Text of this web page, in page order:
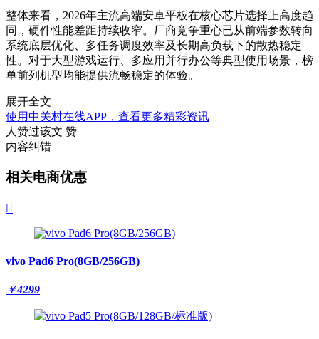
整体来看，2026年主流高端安卓平板在核心芯片选择上高度趋
同，硬件性能差距持续收窄。厂商竞争重心已从前端参数转向
系统底层优化、多任务调度效率及长期高负载下的散热稳定
性。对于大型游戏运行、多应用并行办公等典型使用场景，榜
单前列机型均能提供流畅稳定的体验。
展开全文
使用中关村在线APP，查看更多精彩资讯
人赞过该文 赞
内容纠错
相关电商优惠

vivo Pad6 Pro(8GB/256GB)
￥4299